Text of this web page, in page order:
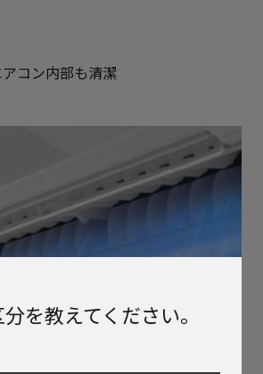
を教えてください。
コン内部も清潔